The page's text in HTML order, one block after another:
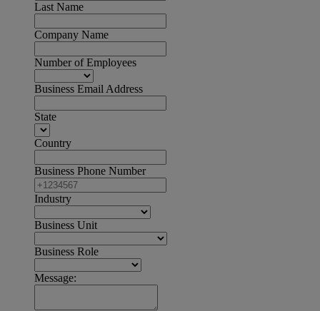
Last Name
Company Name
Number of Employees
Business Email Address
State
Country
Business Phone Number
Industry
Business Unit
Business Role
Message: